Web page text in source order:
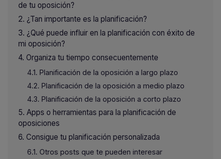
de tu oposición?
¿Tan importante es la planificación?
¿Qué puede influir en la planificación con éxito de
mi oposición?
Organiza tu tiempo consecuentemente
Planificación de la oposición a largo plazo
Planificación de la oposición a medio plazo
Planificación de la oposición a corto plazo
Apps o herramientas para la planificación de
oposiciones
Consigue tu planificación personalizada
Otros posts que te pueden interesar